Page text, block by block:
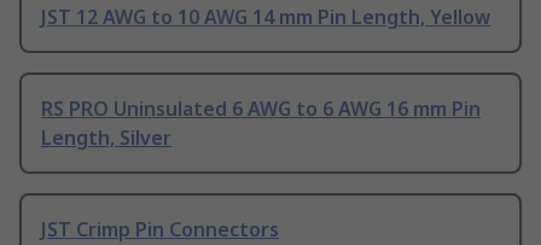
JST 12 AWG to 10 AWG 14 mm Pin Length, Yellow
RS PRO Uninsulated 6 AWG to 6 AWG 16 mm Pin
Length, Silver
JST Crimp Pin Connectors